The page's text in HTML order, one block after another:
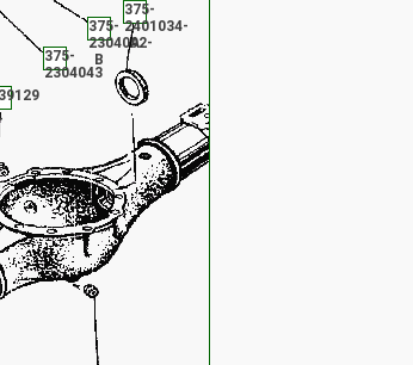
375-
2401034-
А
375-
2304092-
В
375-
2304043